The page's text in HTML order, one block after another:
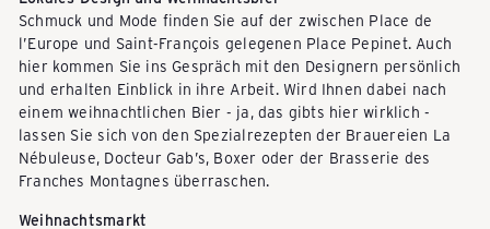
o
l
Schmuck und Mode finden Sie auf der zwischen Place de
l’Europe und Saint-François gelegenen Place Pepinet. Auch
hier kommen Sie ins Gespräch mit den Designern persönlich
und erhalten Einblick in ihre Arbeit. Wird Ihnen dabei nach
einem weihnachtlichen Bier - ja, das gibts hier wirklich -
lassen Sie sich von den Spezialrezepten der Brauereien La
Nébuleuse, Docteur Gab’s, Boxer oder der Brasserie des
Franches Montagnes überraschen.
Weihnachtsmarkt